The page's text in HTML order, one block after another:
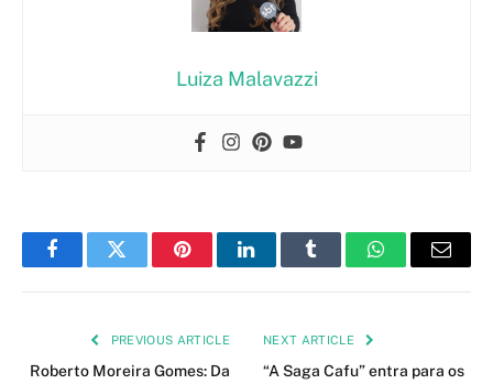
Luiza Malavazzi
FacebookTwitter PinterestLinkedInTumblr WhatsAppEmail
PREVIOUS ARTICLE
Roberto Moreira Gomes: Da
NEXT ARTICLE
“A Saga Cafu” entra para os